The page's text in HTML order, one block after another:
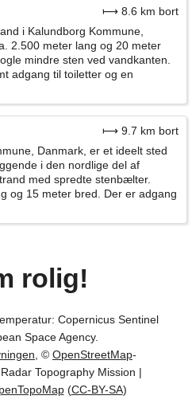
⟼ 8.6 km bort
i Kalundborg Kommune,
2.500 meter lang og 20 meter
mindre sten ved vandkanten.
adgang til toiletter og en
⟼ 9.7 km bort
Danmark, er et ideelt sted
i den nordlige del af
med spredte stenbælter.
og 15 meter bred. Der er adgang
rolig!
Copernicus Sentinel
Space Agency.
, © OpenStreetMap-
Topography Mission |
(CC-BY-SA)